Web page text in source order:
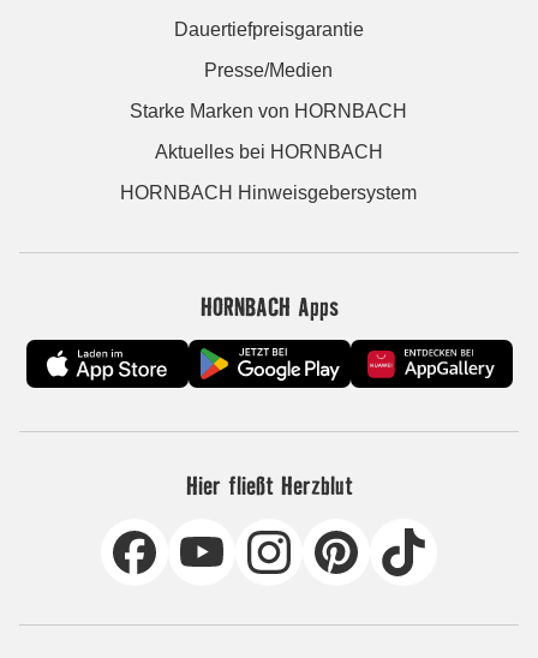
Dauertiefpreisgarantie
Presse/Medien
Starke Marken von HORNBACH
Aktuelles bei HORNBACH
HORNBACH Hinweisgebersystem
HORNBACH Apps
Hier fließt Herzblut